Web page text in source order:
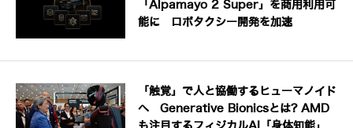
「Alpamayo 2 Super」を商用利用可
能に ロボタクシー開発を加速
「触覚」で人と協働するヒューマノイド
へ Generative Bionicsとは? AMD